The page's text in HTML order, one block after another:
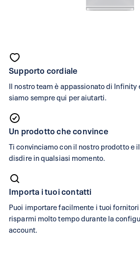
e
bexio
a
confronto
Se
stai
cercando
un’alternativa
a
bexio,
Infinity
è
Supporto cordiale
Il nostro team è appassionato di Infinity
siamo sempre qui per aiutarti.
Un prodotto che convince
Ti convinciamo con il nostro prodotto e
disdire in qualsiasi momento.
Importa i tuoi contatti
Puoi importare facilmente i tuoi
risparmi molto tempo durante la
account.